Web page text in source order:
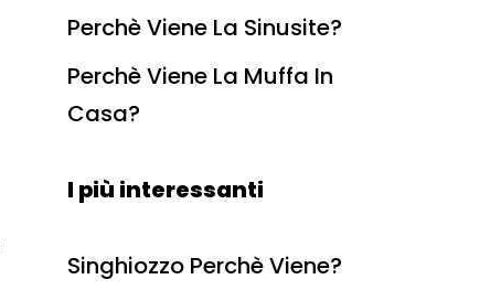
Perchè Viene La Sinusite?
Perchè Viene La Muffa In
Casa?
I più interessanti
Singhiozzo Perchè Viene?